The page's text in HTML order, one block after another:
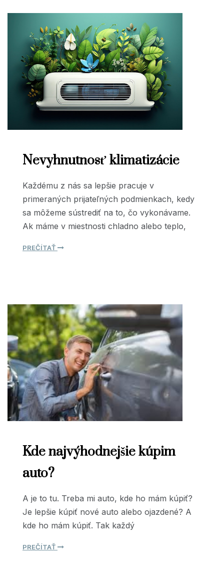
Nevyhnutnosť klimatizácie
Každému z nás sa lepšie pracuje v
primeraných prijateľných podmienkach, kedy
sa môžeme sústrediť na to, čo vykonávame.
Ak máme v miestnosti chladno alebo teplo,
PREČÍTAŤ
Kde najvýhodnejšie kúpim
auto?
A je to tu. Treba mi auto, kde ho mám kúpiť?
Je lepšie kúpiť nové auto alebo ojazdené? A
kde ho mám kúpiť. Tak každý
PREČÍTAŤ